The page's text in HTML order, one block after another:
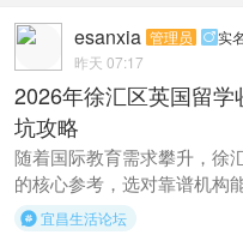
esanxia 管理员 实
昨天 07:17
2026年徐汇区英国留
坑攻略
随着国际教育需求攀升，徐
的核心参考，选对靠谱机构
宜昌生活论坛